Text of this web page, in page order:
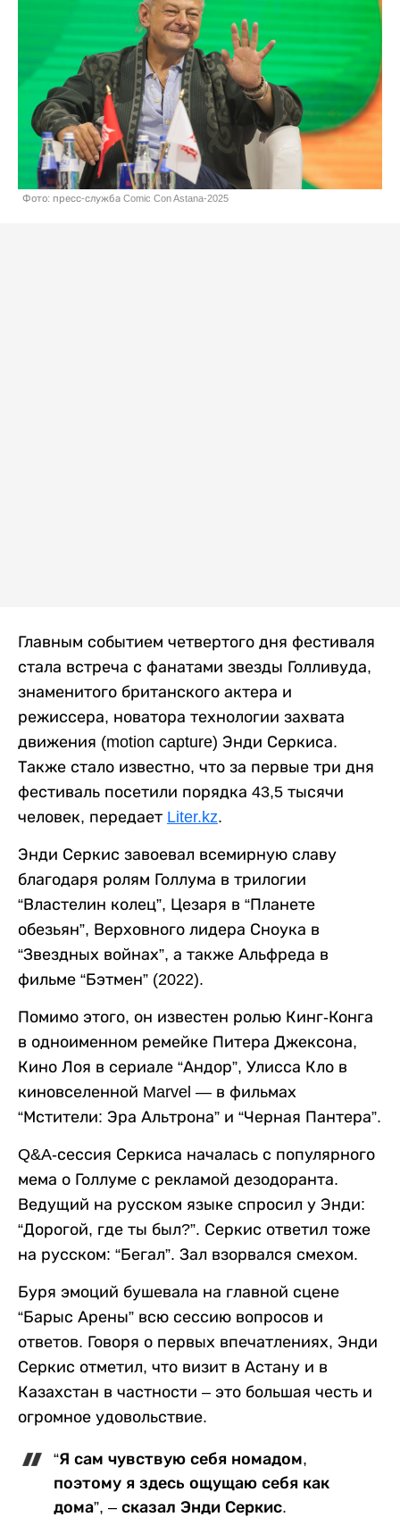
Фото: пресс-служба Comic Con Astana-2025
Главным событием четвертого дня фестиваля
стала встреча с фанатами звезды Голливуда,
знаменитого британского актера и
режиссера, новатора технологии захвата
движения (motion capture) Энди Серкиса.
Также стало известно, что за первые три дня
фестиваль посетили порядка 43,5 тысячи
человек, передает Liter.kz.
Энди Серкис завоевал всемирную славу
благодаря ролям Голлума в трилогии
“Властелин колец”, Цезаря в “Планете
обезьян”, Верховного лидера Сноука в
“Звездных войнах”, а также Альфреда в
фильме “Бэтмен” (2022).
Помимо этого, он известен ролью Кинг-Конга
в одноименном ремейке Питера Джексона,
Кино Лоя в сериале “Андор”, Улисса Кло в
киновселенной Marvel — в фильмах
“Мстители: Эра Альтрона” и “Черная Пантера”.
Q&A-сессия Серкиса началась с популярного
мема о Голлуме с рекламой дезодоранта.
Ведущий на русском языке спросил у Энди:
“Дорогой, где ты был?”. Серкис ответил тоже
на русском: “Бегал”. Зал взорвался смехом.
Буря эмоций бушевала на главной сцене
“Барыс Арены” всю сессию вопросов и
ответов. Говоря о первых впечатлениях, Энди
Серкис отметил, что визит в Астану и в
Казахстан в частности – это большая честь и
огромное удовольствие.
“Я сам чувствую себя номадом,
поэтому я здесь ощущаю себя как
дома”, – сказал Энди Серкис.